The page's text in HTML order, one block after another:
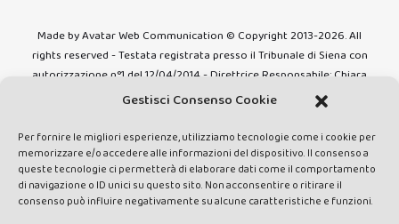
Gestisci Consenso Cookie
Per fornire le migliori esperienze, utilizziamo tecnologie come i cookie per
memorizzare e/o accedere alle informazioni del dispositivo. Il consenso a
queste tecnologie ci permetterà di elaborare dati come il comportamento
di navigazione o ID unici su questo sito. Non acconsentire o ritirare il
consenso può influire negativamente su alcune caratteristiche e funzioni.
Made by Avatar Web Communication © Copyright 2013-2026. All
rights reserved - Testata registrata presso il Tribunale di Siena con
autorizzazione n°1 del 12/04/2014 - Direttrice Responsabile: Chiara
Cacace - E-mail: direzione@lavaldichiana.it - Editore: Valdichiana
amministrazione@lavaldichiana.it - Sede legale: Piazza Nazioni Unite
10, Torrita di Siena (SI) - Iscrizione al Registro degli Operatori di
Comunicazione n.24374 del 24/03/2014